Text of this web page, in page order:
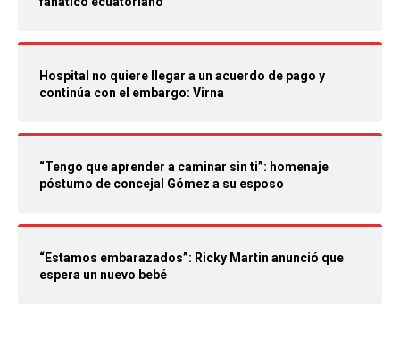
Hospital no quiere llegar a un acuerdo de pago y
continúa con el embargo: Virna
“Tengo que aprender a caminar sin ti”: homenaje
póstumo de concejal Gómez a su esposo
“Estamos embarazados”: Ricky Martin anunció que
espera un nuevo bebé